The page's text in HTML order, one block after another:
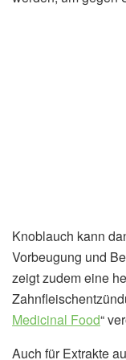
Knoblauch kann
Vorbeugung und
zeigt zudem eine
Medicinal Food“
Auch für Extrakte